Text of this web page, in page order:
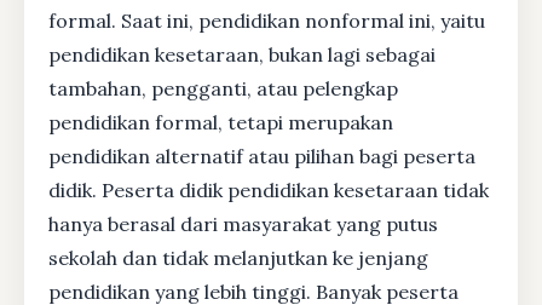
formal. Saat ini, pendidikan nonformal ini, yaitu
pendidikan kesetaraan, bukan lagi sebagai
tambahan, pengganti, atau pelengkap
pendidikan formal, tetapi merupakan
pendidikan alternatif atau pilihan bagi peserta
didik. Peserta didik pendidikan kesetaraan tidak
hanya berasal dari masyarakat yang putus
sekolah dan tidak melanjutkan ke jenjang
pendidikan yang lebih tinggi. Banyak peserta